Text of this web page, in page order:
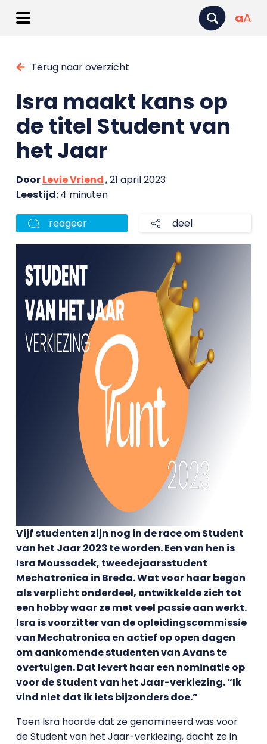
aA
Terug naar overzicht
Isra maakt kans op
de titel Student van
het Jaar
DoorLevie Vriend, 21 april 2023
Leestijd:4 minuten
reageer deel
Vijf studenten zijn nog in de race om Student
van het Jaar 2023 te worden. Een van hen is
Isra Moussadek, tweedejaarsstudent
Mechatronica in Breda. Wat voor haar begon
als verplicht onderdeel, ontwikkelde zich tot
een hobby waar ze met veel passie aan werkt.
Isra is voorzitter van de opleidingscommissie
van Mechatronica en actief op open dagen
om aankomende studenten van Avans te
overtuigen. Dat levert haar een nominatie op
voor de Student van het Jaar-verkiezing. “Ik
vind niet dat ik iets bijzonders doe.”
Toen Isra hoorde dat ze genomineerd was voor
de Student van het Jaar-verkiezing, dacht ze in